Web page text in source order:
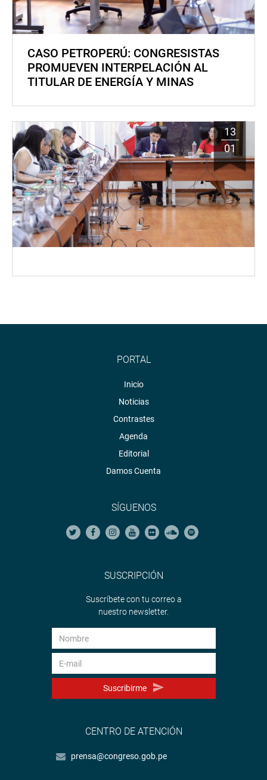
CASO PETROPERÚ: CONGRESISTAS
PROMUEVEN INTERPELACIÓN AL
TITULAR DE ENERGÍA Y MINAS
13
01
PORTAL
Inicio
Noticias
Contrastes
Agenda
Editorial
Damos Cuenta
SÍGUENOS
SUSCRIPCIÓN
Suscríbete con tu correo a
nuestro newsletter.
Suscribirme
CENTRO DE ATENCIÓN
prensa@congreso.gob.pe